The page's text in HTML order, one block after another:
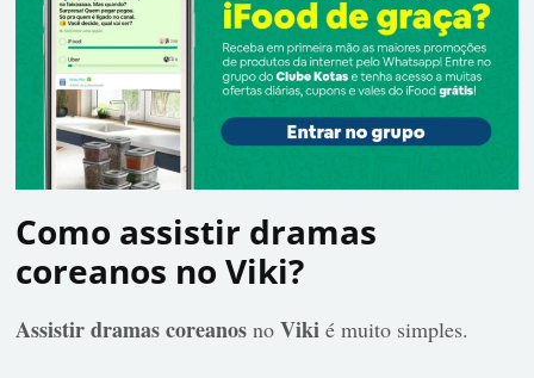
Como assistir dramas
coreanos no Viki?
Assistir dramas coreanos noViki é muito simples.